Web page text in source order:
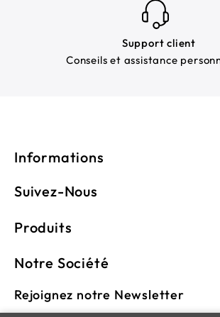
Support client
Conseils et assistance
Informations
Suivez-Nous
Produits
Notre Société
Rejoignez notre Newsletter